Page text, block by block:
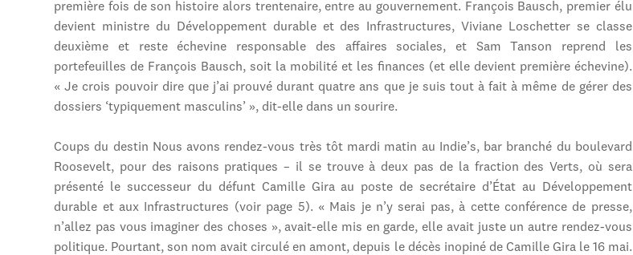
première fois de son histoire alors trentenaire, entre au gouvernement. François Bausch, premier élu
devient ministre du Développement durable et des Infrastructures, Viviane Loschetter se classe
deuxième et reste échevine responsable des affaires sociales, et Sam Tanson reprend les
portefeuilles de François Bausch, soit la mobilité et les finances (et elle devient première échevine).
« Je crois pouvoir dire que j’ai prouvé durant quatre ans que je suis tout à fait à même de gérer des
dossiers ‘typiquement masculins’ », dit-elle dans un sourire.
Coups du destin Nous avons rendez-vous très tôt mardi matin au Indie’s, bar branché du boulevard
Roosevelt, pour des raisons pratiques – il se trouve à deux pas de la fraction des Verts, où sera
présenté le successeur du défunt Camille Gira au poste de secrétaire d’État au Développement
durable et aux Infrastructures (voir page 5). « Mais je n’y serai pas, à cette conférence de presse,
n’allez pas vous imaginer des choses », avait-elle mis en garde, elle avait juste un autre rendez-vous
politique. Pourtant, son nom avait circulé en amont, depuis le décès inopiné de Camille Gira le 16 mai.